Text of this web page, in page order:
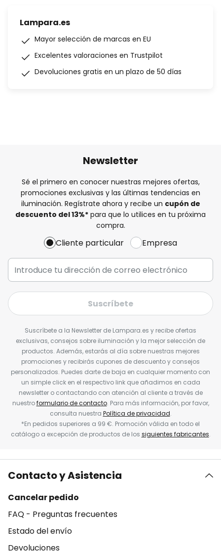
Lampara.es
Mayor selección de marcas en EU
Excelentes valoraciones en Trustpilot
Devoluciones gratis en un plazo de 50 días
Newsletter
Sé el primero en conocer nuestras mejores ofertas,
promociones exclusivas y las últimas tendencias en
iluminación. Regístrate ahora y recibe un cupón de
descuento del13%* para que lo utilices en tu próxima
compra.
Cliente particular Empresa
Suscríbete
Suscríbete a la Newsletter de Lampara.es y recibe ofertas
exclusivas, consejos sobre iluminación y la mejor selección de
productos. Además, estarás al día sobre nuestras mejores
promociones y recibirás cupones de descuento y consejos
personalizados. Puedes darte de baja en cualquier momento con
un simple click en el respectivo link que añadimos en cada
newsletter o contactando con atención al cliente a través de
nuestroformulario de contacto. Para más información, por favor,
consulta nuestra Política de privacidad.
*En pedidos superiores a 99 €. Promoción válida en todo el
catálogo a excepción de productos de los siguientes fabricantes.
Contacto y Asistencia
Cancelar pedido
FAQ - Preguntas frecuentes
Estado del envío
Devoluciones